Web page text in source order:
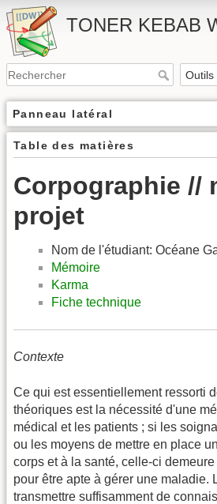
TONER KEBAB
Panneau latéral
Table des matières
Corpographie //
projet
Nom de l'étudiant: Océane
Mémoire
Karma
Fiche technique
Contexte
Ce qui est essentiellement ressorti
théoriques est la nécessité d'une
médical et les patients ; si les
ou les moyens de mettre en place
corps et à la santé, celle-ci
pour être apte à gérer une maladie.
transmettre suffisamment de